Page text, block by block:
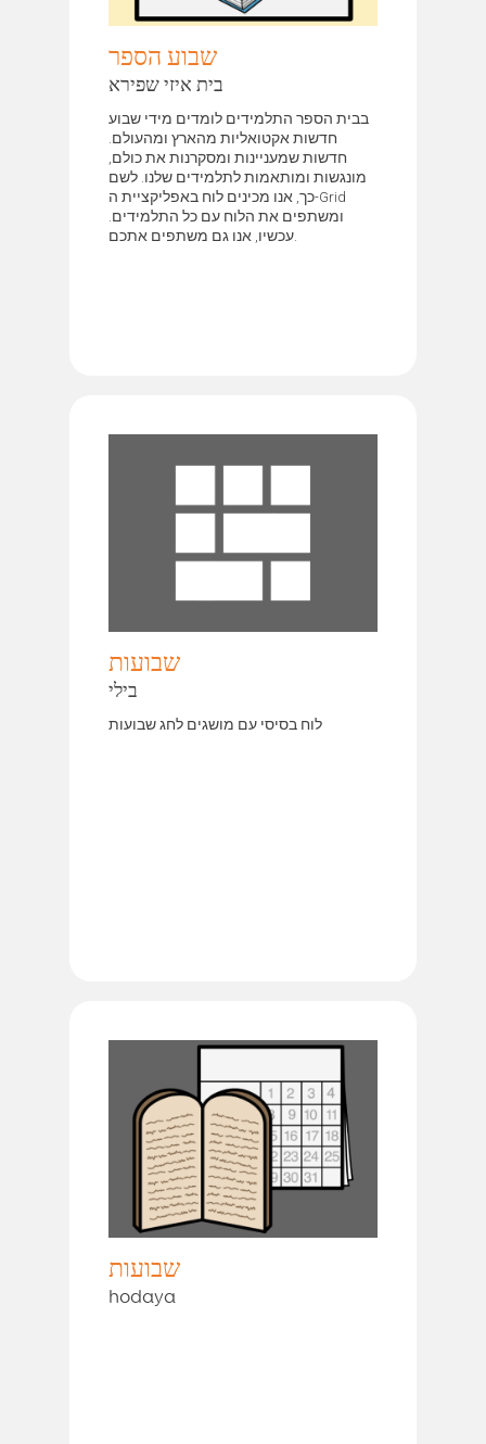
שבוע הספר
בית איזי שפירא
בבית הספר התלמידים לומדים מידי שבוע
חדשות אקטואליות מהארץ ומהעולם.
חדשות שמעניינות ומסקרנות את כולם,
מונגשות ומותאמות לתלמידים שלנו. לשם
כך, אנו מכינים לוח באפליקציית ה-Grid
ומשתפים את הלוח עם כל התלמידים.
שבועות
בילי
לוח בסיסי עם מושגים לחג שבועות
שבועות
hodaya